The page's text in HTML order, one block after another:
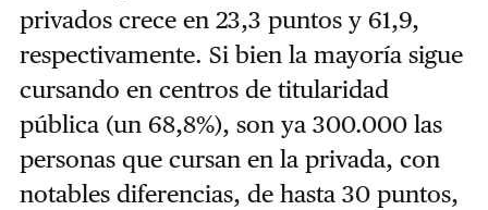
privados crece en 23,3 puntos y 61,9,
respectivamente. Si bien la mayoría sigue
cursando en centros de titularidad
pública (un 68,8%), son ya 300.000 las
personas que cursan en la privada, con
notables diferencias, de hasta 30 puntos,